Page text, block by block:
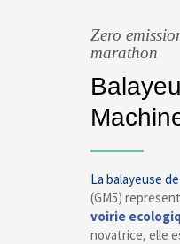
Zero
marathon
La balayeuse
(GM5)
voirie
novatrice, elle